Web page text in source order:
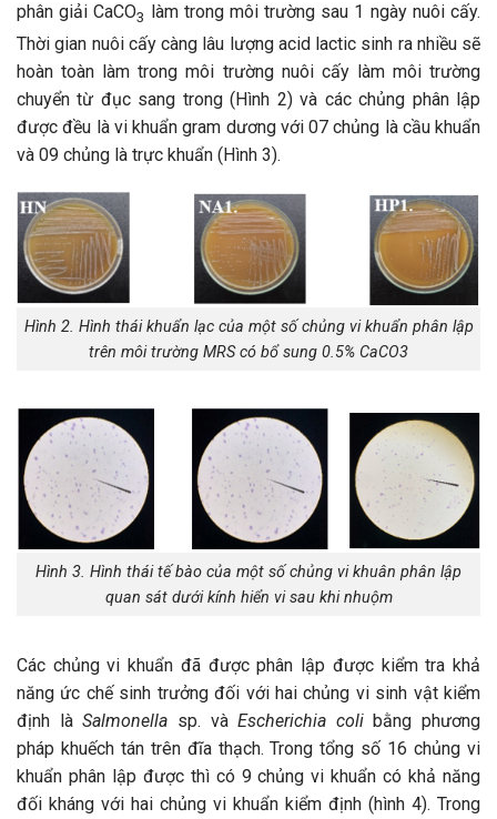
phân giải CaCO3
làm trong môi trường sau 1 ngày nuôi cấy.
Thời gian nuôi cấy càng lâu lượng acid lactic sinh ra nhiều sẽ
hoàn toàn làm trong môi trường nuôi cấy làm môi trường
chuyển từ đục sang trong (Hình 2) và các chủng phân lập
được đều là vi khuẩn gram dương với 07 chủng là cầu khuẩn
và 09 chủng là trực khuẩn (Hình 3).
Hình 2. Hình thái khuẩn lạc của một số chủng vi khuẩn phân lập
trên môi trường MRS có bổ sung 0.5% CaCO3
Hình 3. Hình thái tế bào của một số chủng vi khuân phân lập
quan sát dưới kính hiển vi sau khi nhuộm
Các chủng vi khuẩn đã được phân lập được kiểm tra khả
năng ức chế sinh trưởng đối với hai chủng vi sinh vật kiểm
định làSalmonella sp. vàEscherichia colibằng phương
pháp khuếch tán trên đĩa thạch. Trong tổng số 16 chủng vi
khuẩn phân lập được thì có 9 chủng vi khuẩn có khả năng
đối kháng với hai chủng vi khuẩn kiểm định (hình 4). Trong